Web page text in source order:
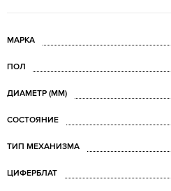
МАРКА
ПОЛ
ДИАМЕТР (MM)
СОСТОЯНИЕ
ТИП МЕХАНИЗМА
ЦИФЕРБЛАТ